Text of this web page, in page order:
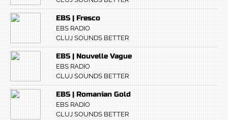
EBS | Fresco
EBS RADIO
CLUJ SOUNDS BETTER
EBS | Nouvelle Vague
EBS RADIO
CLUJ SOUNDS BETTER
EBS | Romanian Gold
EBS RADIO
CLUJ SOUNDS BETTER